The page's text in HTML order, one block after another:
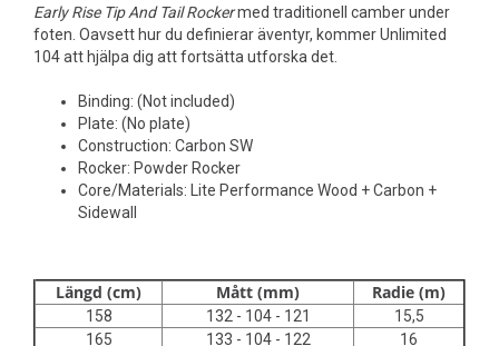
Early Rise Tip And Tail Rockermed traditionell camber under
foten. Oavsett hur du definierar äventyr, kommer Unlimited
104 att hjälpa dig att fortsätta utforska det.
Binding: (Not included)
Plate: (No plate)
Construction: Carbon SW
Rocker: Powder Rocker
Core/Materials: Lite Performance Wood + Carbon +
Sidewall
Längd (cm) Mått (mm) Radie (m)
158 132 - 104 - 121
15,5
165
133 - 104 - 122
16